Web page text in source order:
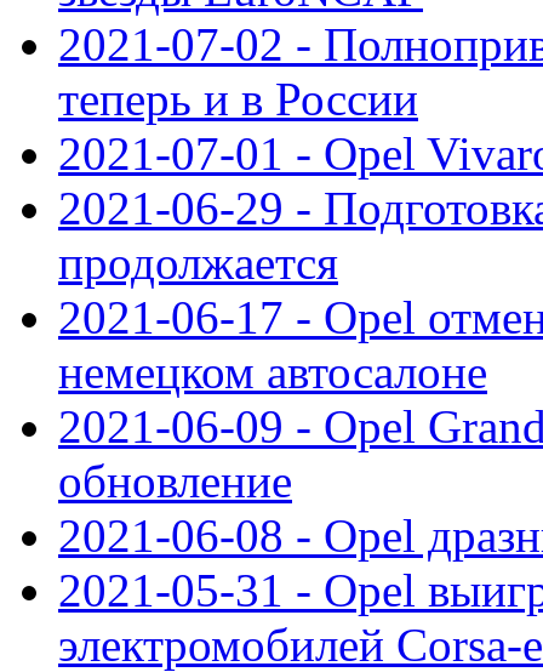
2021-07-02 -
теперь и в России
2021-07-01 - Opel
2021-06-29 -
продолжается
2021-06-17 - Opel
немецком автосалоне
2021-06-09 - Opel
обновление
2021-06-08 - Opel
2021-05-31 - Opel
электромобилей Corsa-e